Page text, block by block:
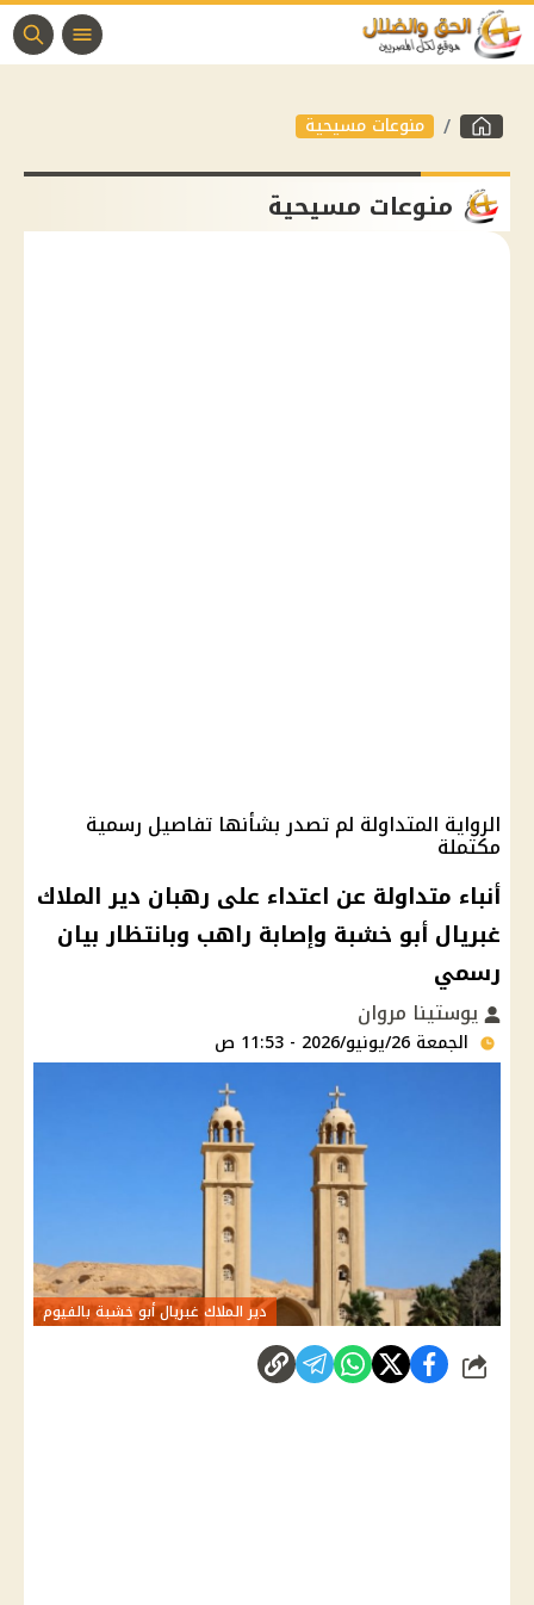
منوعات مسيحية
منوعات مسيحية
الرواية المتداولة لم تصدر بشأنها تفاصيل رسمية
مكتملة
أنباء متداولة عن اعتداء على رهبان دير الملاك
غبريال أبو خشبة وإصابة راهب وبانتظار بيان
رسمي
يوستينا مروان
الجمعة 26/يونيو/2026 - 11:53 ص
دير الملاك غبريال أبو خشبة بالفيوم
شارك